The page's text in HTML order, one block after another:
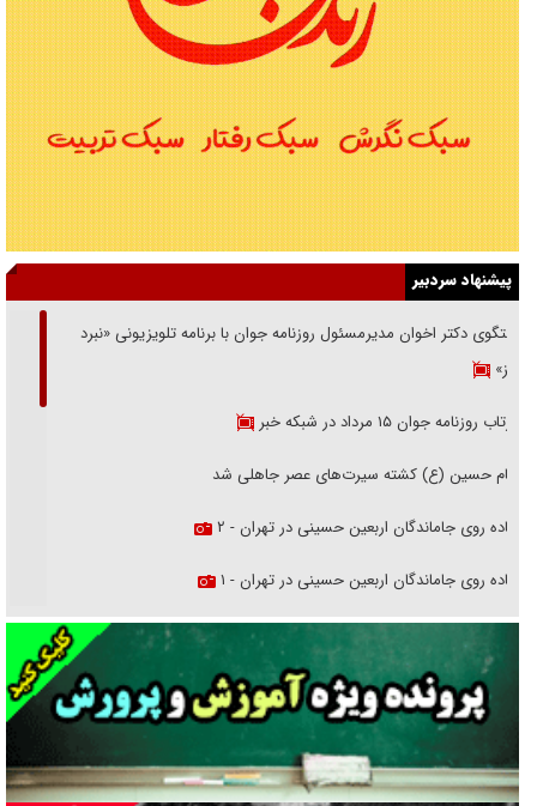
پیشنهاد سردبیر
گفتگوی دکتر اخوان مدیرمسئول روزنامه جوان با برنامه تلویزیونی «نبرد
هرمز»
بازتاب روزنامه جوان ۱۵ مرداد در شبکه خبر
امام حسین (ع) کشته سیرت‌های عصر جاهلی شد
پیاده روی جاماندگان اربعین حسینی در تهران - ۲
پیاده روی جاماندگان اربعین حسینی در تهران - ۱
فریاد‌ها و ناله‌های دوستان مبارزدلم را آتش می‌زد
تغییر رویه دشمن در ترور از شیخ فضل‌الله تا مصباح یزدی
خرید قسطی اولش خنده و آخرش گریه است!
فوتبال و آن «بالا»!